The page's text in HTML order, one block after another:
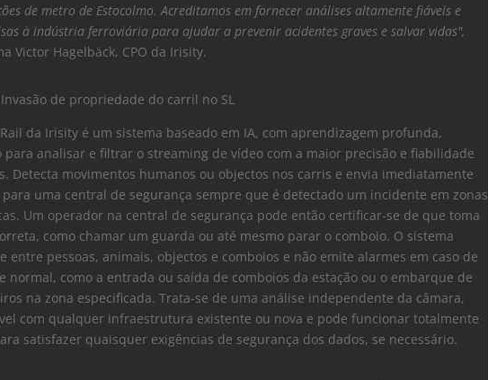
de metro de Estocolmo. Acreditamos em fornecer análises altamente fiáveis e
à indústria ferroviária para ajudar a prevenir acidentes graves e salvar vidas",
Victor Hagelbäck, CPO da Irisity.
da Irisity é um sistema baseado em IA, com aprendizagem profunda,
para analisar e filtrar o streaming de vídeo com a maior precisão e fiabilidade
Detecta movimentos humanos ou objectos nos carris e envia imediatamente
uma central de segurança sempre que é detectado um incidente em zonas
Um operador na central de segurança pode então certificar-se de que toma
como chamar um guarda ou até mesmo parar o comboio. O sistema
entre pessoas, animais, objectos e comboios e não emite alarmes em caso de
normal, como a entrada ou saída de comboios da estação ou o embarque de
na zona especificada. Trata-se de uma análise independente da câmara,
com qualquer infraestrutura existente ou nova e pode funcionar totalmente
satisfazer quaisquer exigências de segurança dos dados, se necessário.